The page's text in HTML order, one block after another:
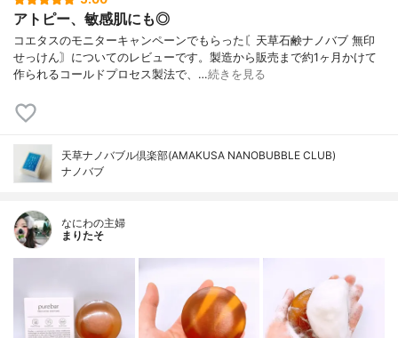
アトピー、敏感肌にも◎
コエタスのモニターキャンペーンでもらった〘天草石鹸ナノバブ 無印
せっけん〙についてのレビューです。製造から販売まで約1ヶ月かけて
作られるコールドプロセス製法で、…続きを見る
天草ナノバブル倶楽部(AMAKUSA NANOBUBBLE CLUB)
ナノバブ
なにわの主婦
まりたそ